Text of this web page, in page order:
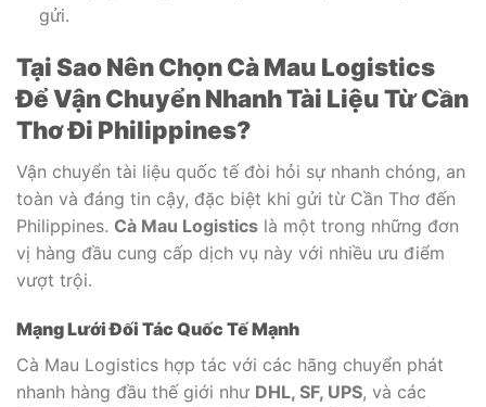
gửi.
Tại Sao Nên Chọn Cà Mau Logistics
Để Vận Chuyển Nhanh Tài Liệu Từ Cần
Thơ Đi Philippines?
Vận chuyển tài liệu quốc tế đòi hỏi sự nhanh chóng, an
toàn và đáng tin cậy, đặc biệt khi gửi từ Cần Thơ đến
Philippines. Cà Mau Logistics là một trong những đơn
vị hàng đầu cung cấp dịch vụ này với nhiều ưu điểm
vượt trội.
Mạng Lưới Đối Tác Quốc Tế Mạnh
Cà Mau Logistics hợp tác với các hãng chuyển phát
nhanh hàng đầu thế giới như DHL, SF, UPS, và các